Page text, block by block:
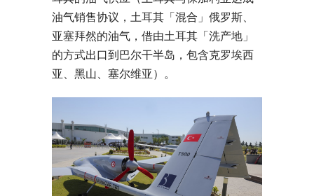
油气销售协议，土耳其「混合」俄罗斯、
亚塞拜然的油气，借由土耳其「洗产地」
的方式出口到巴尔干半岛，包含克罗埃西
亚、黑山、塞尔维亚）。